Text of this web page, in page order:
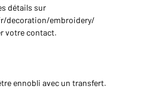
détails sur
decoration/embroidery/
votre contact.
ennobli avec un transfert.